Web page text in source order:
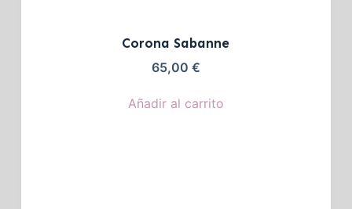
Corona Sabanne
65,00 €
Añadir al carrito